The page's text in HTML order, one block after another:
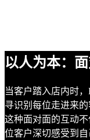
以人为本：
当客户踏入店内时，
寻识别每位走进来
这种面对面的互动
位客户深切感受到